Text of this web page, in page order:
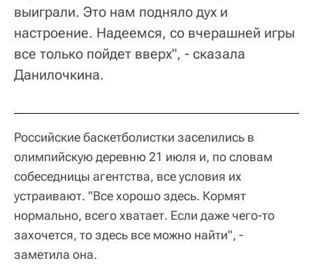
выиграли. Это нам подняло дух и
настроение. Надеемся, со вчерашней игры
все только пойдет вверх", - сказала
Данилочкина.
Российские баскетболистки заселились в
олимпийскую деревню 21 июля и, по словам
собеседницы агентства, все условия их
устраивают. "Все хорошо здесь. Кормят
нормально, всего хватает. Если даже чего-то
захочется, то здесь все можно найти", -
заметила она.